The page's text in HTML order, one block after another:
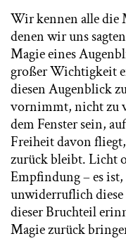
Wir kennen alle die
denen wir uns
Magie eines
großer Wichtigkeit
diesen Augenblick
vornimmt, nicht zu
dem Fenster sein,
Freiheit davon
zurück bleibt. Licht
Empfindung – es
unwiderruflich
dieser Bruchteil
Magie zurück